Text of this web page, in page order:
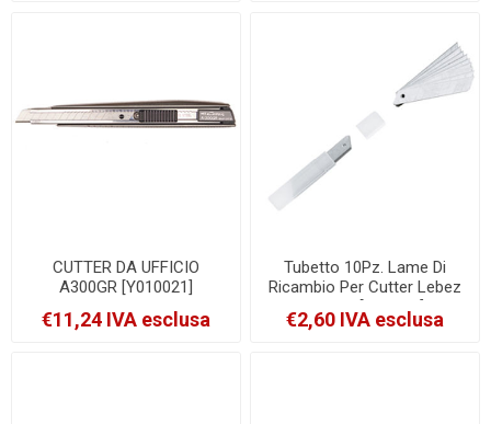
CUTTER DA UFFICIO
A300GR [Y010021]
€11,24 IVA esclusa
Tubetto 10Pz. Lame Di
Ricambio Per Cutter Lebez
17 Mm [MB-501]
€2,60 IVA esclusa